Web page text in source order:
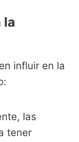
la
influir en la
las
tener